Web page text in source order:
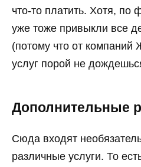
что-то платить. Хотя, по
уже тоже привыкли все
(потому что от
услуг порой не
Дополнительные
Сюда входят
различные услуги. То